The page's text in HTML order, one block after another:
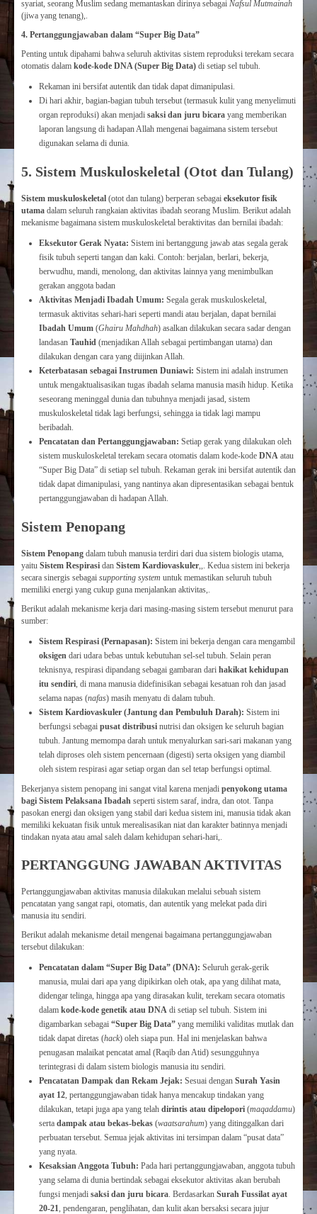
syariat, seorang Muslim sedang memantaskan dirinya sebagai Nafsul Mutmainah
(jiwa yang tenang),.
4. Pertanggungjawaban dalam “Super Big Data”
Penting untuk dipahami bahwa seluruh aktivitas sistem reproduksi terekam secara
otomatis dalam kode-kode DNA (Super Big Data) di setiap sel tubuh.
Rekaman ini bersifat autentik dan tidak dapat dimanipulasi.
Di hari akhir, bagian-bagian tubuh tersebut (termasuk kulit yang menyelimuti
organ reproduksi) akan menjadi saksi dan juru bicara yang memberikan
laporan langsung di hadapan Allah mengenai bagaimana sistem tersebut
digunakan selama di dunia.
5. Sistem Muskuloskeletal (Otot dan Tulang)
Sistem muskuloskeletal (otot dan tulang) berperan sebagai eksekutor fisik
utama dalam seluruh rangkaian aktivitas ibadah seorang Muslim. Berikut adalah
mekanisme bagaimana sistem muskuloskeletal beraktivitas dan bernilai ibadah:
Eksekutor Gerak Nyata: Sistem ini bertanggung jawab atas segala gerak
fisik tubuh seperti tangan dan kaki. Contoh: berjalan, berlari, bekerja,
berwudhu, mandi, menolong, dan aktivitas lainnya yang menimbulkan
gerakan anggota badan
Aktivitas Menjadi Ibadah Umum: Segala gerak muskuloskeletal,
termasuk aktivitas sehari-hari seperti mandi atau berjalan, dapat bernilai
Ibadah Umum (Ghairu Mahdhah) asalkan dilakukan secara sadar dengan
landasan Tauhid (menjadikan Allah sebagai pertimbangan utama) dan
dilakukan dengan cara yang diijinkan Allah.
Keterbatasan sebagai Instrumen Duniawi: Sistem ini adalah instrumen
untuk mengaktualisasikan tugas ibadah selama manusia masih hidup. Ketika
seseorang meninggal dunia dan tubuhnya menjadi jasad, sistem
muskuloskeletal tidak lagi berfungsi, sehingga ia tidak lagi mampu
beribadah.
Pencatatan dan Pertanggungjawaban: Setiap gerak yang dilakukan oleh
sistem muskuloskeletal terekam secara otomatis dalam kode-kode DNA atau
“Super Big Data” di setiap sel tubuh. Rekaman gerak ini bersifat autentik dan
tidak dapat dimanipulasi, yang nantinya akan dipresentasikan sebagai bentuk
pertanggungjawaban di hadapan Allah.
Sistem Penopang
Sistem Penopang dalam tubuh manusia terdiri dari dua sistem biologis utama,
yaitu Sistem Respirasi dan Sistem Kardiovaskuler,,. Kedua sistem ini bekerja
secara sinergis sebagai supporting system untuk memastikan seluruh tubuh
memiliki energi yang cukup guna menjalankan aktivitas,.
Berikut adalah mekanisme kerja dari masing-masing sistem tersebut menurut para
sumber:
Sistem Respirasi (Pernapasan): Sistem ini bekerja dengan cara mengambil
oksigen dari udara bebas untuk kebutuhan sel-sel tubuh. Selain peran
teknisnya, respirasi dipandang sebagai gambaran dari hakikat kehidupan
itu sendiri, di mana manusia didefinisikan sebagai kesatuan roh dan jasad
selama napas (nafas) masih menyatu di dalam tubuh.
Sistem Kardiovaskuler (Jantung dan Pembuluh Darah): Sistem ini
berfungsi sebagai pusat distribusi nutrisi dan oksigen ke seluruh bagian
tubuh. Jantung memompa darah untuk menyalurkan sari-sari makanan yang
telah diproses oleh sistem pencernaan (digesti) serta oksigen yang diambil
oleh sistem respirasi agar setiap organ dan sel tetap berfungsi optimal.
Bekerjanya sistem penopang ini sangat vital karena menjadi penyokong utama
bagi Sistem Pelaksana Ibadah seperti sistem saraf, indra, dan otot. Tanpa
pasokan energi dan oksigen yang stabil dari kedua sistem ini, manusia tidak akan
memiliki kekuatan fisik untuk merealisasikan niat dan karakter batinnya menjadi
tindakan nyata atau amal saleh dalam kehidupan sehari-hari,.
PERTANGGUNG JAWABAN AKTIVITAS
Pertanggungjawaban aktivitas manusia dilakukan melalui sebuah sistem
pencatatan yang sangat rapi, otomatis, dan autentik yang melekat pada diri
manusia itu sendiri.
Berikut adalah mekanisme detail mengenai bagaimana pertanggungjawaban
tersebut dilakukan:
Pencatatan dalam “Super Big Data” (DNA): Seluruh gerak-gerik
manusia, mulai dari apa yang dipikirkan oleh otak, apa yang dilihat mata,
didengar telinga, hingga apa yang dirasakan kulit, terekam secara otomatis
dalam kode-kode genetik atau DNA di setiap sel tubuh. Sistem ini
digambarkan sebagai “Super Big Data” yang memiliki validitas mutlak dan
tidak dapat diretas (hack) oleh siapa pun. Hal ini menjelaskan bahwa
penugasan malaikat pencatat amal (Raqib dan Atid) sesungguhnya
terintegrasi di dalam sistem biologis manusia itu sendiri.
Pencatatan Dampak dan Rekam Jejak: Sesuai dengan Surah Yasin
ayat 12, pertanggungjawaban tidak hanya mencakup tindakan yang
dilakukan, tetapi juga apa yang telah dirintis atau dipelopori (maqaddamu)
serta dampak atau bekas-bekas (waatsarahum) yang ditinggalkan dari
perbuatan tersebut. Semua jejak aktivitas ini tersimpan dalam “pusat data”
yang nyata.
Kesaksian Anggota Tubuh: Pada hari pertanggungjawaban, anggota tubuh
yang selama di dunia bertindak sebagai eksekutor aktivitas akan berubah
fungsi menjadi saksi dan juru bicara. Berdasarkan Surah Fussilat ayat
20-21, pendengaran, penglihatan, dan kulit akan bersaksi secara jujur